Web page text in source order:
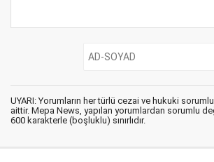
UYARI: Yorumların her türlü cezai ve hukuki
aittir. Mepa News, yapılan yorumlardan sorumlu
600 karakterle (boşluklu) sınırlıdır.